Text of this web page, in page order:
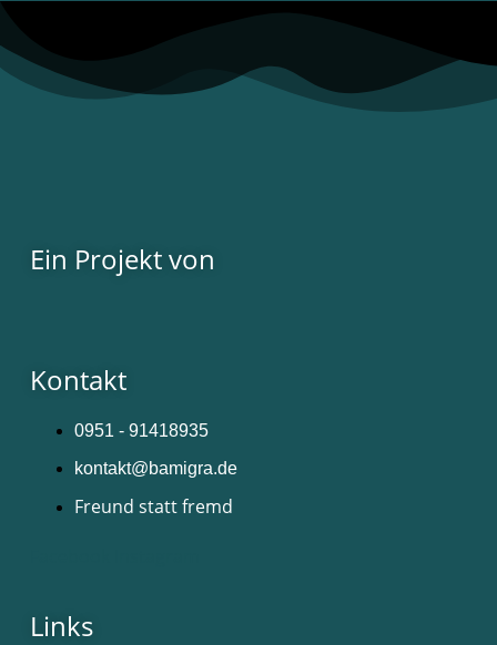
Ein Projekt von
Kontakt
0951 - 91418935
kontakt@bamigra.de
Freund statt fremd
Links